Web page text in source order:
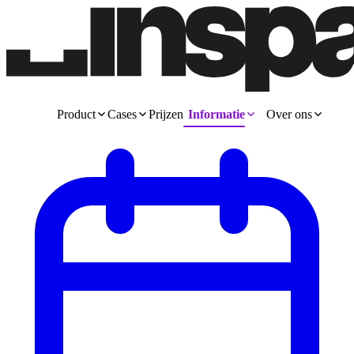
Product Cases Prijzen Informatie Over ons